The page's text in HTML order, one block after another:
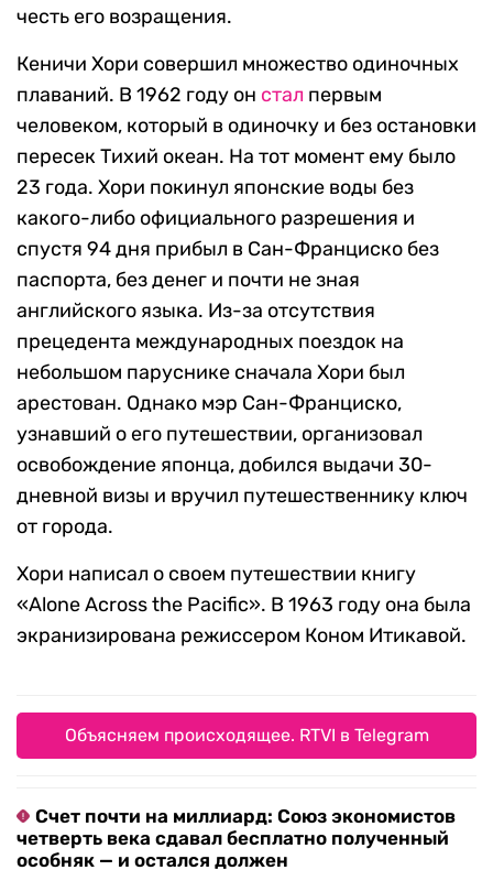
честь его возращения.
Кеничи Хори совершил множество одиночных
плаваний. В 1962 году он стал первым
человеком, который в одиночку и без остановки
пересек Тихий океан. На тот момент ему было
23 года. Хори покинул японские воды без
какого-либо официального разрешения и
спустя 94 дня прибыл в Сан-Франциско без
паспорта, без денег и почти не зная
английского языка. Из-за отсутствия
прецедента международных поездок на
небольшом паруснике сначала Хори был
арестован. Однако мэр Сан-Франциско,
узнавший о его путешествии, организовал
освобождение японца, добился выдачи 30-
дневной визы и вручил путешественнику ключ
от города.
Хори написал о своем путешествии книгу
«Alone Across the Pacific». В 1963 году она была
экранизирована режиссером Коном Итикавой.
Объясняем происходящее. RTVI в Telegram
Счет почти на миллиард: Союз экономистов
четверть века сдавал бесплатно полученный
особняк — и остался должен